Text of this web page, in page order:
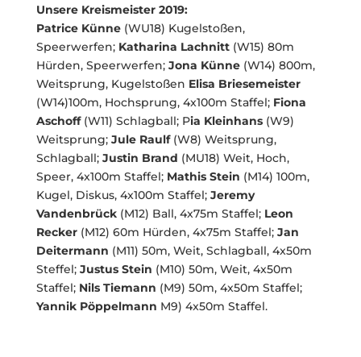
Unsere Kreismeister 2019:
Patrice Künne(WU18) Kugelstoßen,
Speerwerfen; Katharina Lachnitt(W15) 80m
Hürden, Speerwerfen; Jona Künne(W14) 800m,
Weitsprung, Kugelstoßen Elisa Briesemeister
(W14)100m, Hochsprung, 4x100m Staffel; Fiona
Aschoff(W11) Schlagball; Pia Kleinhans(W9)
Weitsprung; Jule Raulf(W8) Weitsprung,
Schlagball; Justin Brand (MU18) Weit, Hoch,
Speer, 4x100m Staffel; Mathis Stein (M14) 100m,
Kugel, Diskus, 4x100m Staffel; Jeremy
Vandenbrück(M12) Ball, 4x75m Staffel; Leon
Recker(M12) 60m Hürden, 4x75m Staffel; Jan
Deitermann (M11) 50m, Weit, Schlagball, 4x50m
Steffel; Justus Stein (M10) 50m, Weit, 4x50m
Staffel; Nils Tiemann (M9) 50m, 4x50m Staffel;
Yannik Pöppelmann M9) 4x50m Staffel.